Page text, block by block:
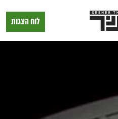
לוח הצגות